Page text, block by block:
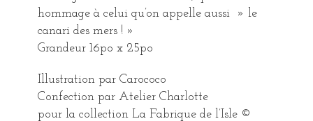
hommage à celui qu’on appelle aussi » le
canari des mers ! »
Grandeur 16po x 25po
Illustration par Carococo
Confection par Atelier Charlotte
pour la collection La Fabrique de l’Isle ©